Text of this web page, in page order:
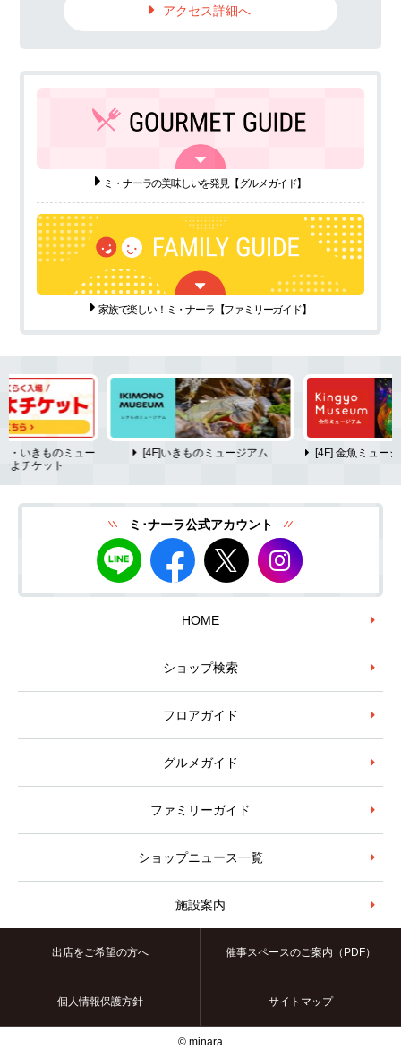
アクセス詳細へ
ミ・ナーラの美味しいを発見 【グルメガイド】
家族で楽しい！ミ・ナーラ 【ファミリーガイド】
・いきものミュー
よチケット
[4F]いきものミュージアム
[4F] 金魚ミュー
ミ･ナーラ公式アカウント
HOME
ショップ検索
フロアガイド
グルメガイド
ファミリーガイド
ショップニュース一覧
施設案内
出店をご希望の方へ 催事スペースのご案内（PDF）
個人情報保護方針 サイトマップ
© minara